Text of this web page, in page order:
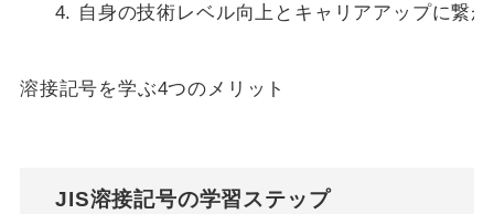
4. 自身の技術レベル向上とキャリアアップに繋
溶接記号を学ぶ4つのメリット
JIS溶接記号の学習ステップ